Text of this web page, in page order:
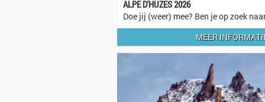
ALPE D'HUZES 2026
Doe jij (weer) mee? Ben je op zoek
MEER